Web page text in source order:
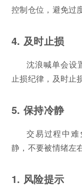
控制仓位，避免过
4. 及时止损
沈浪喊单会设
止损纪律，及时止
5. 保持冷静
交易过程中
静，不要被情绪左
1. 风险提示